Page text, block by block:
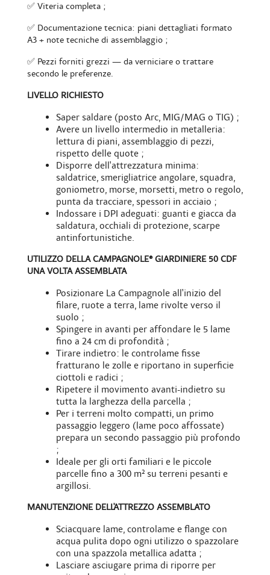
✅ Viteria completa ;
✅ Documentazione tecnica: piani dettagliati formato
A3 + note tecniche di assemblaggio ;
✅ Pezzi forniti grezzi — da verniciare o trattare
secondo le preferenze.
LIVELLO RICHIESTO
Saper saldare (posto Arc, MIG/MAG o TIG) ;
Avere un livello intermedio in metalleria:
lettura di piani, assemblaggio di pezzi,
rispetto delle quote ;
Disporre dell'attrezzatura minima:
saldatrice, smerigliatrice angolare, squadra,
goniometro, morse, morsetti, metro o regolo,
punta da tracciare, spessori in acciaio ;
Indossare i DPI adeguati: guanti e giacca da
saldatura, occhiali di protezione, scarpe
antinfortunistiche.
UTILIZZO DELLA CAMPAGNOLE® GIARDINIERE 50 CDF
UNA VOLTA ASSEMBLATA
Posizionare La Campagnole all'inizio del
filare, ruote a terra, lame rivolte verso il
suolo ;
Spingere in avanti per affondare le 5 lame
fino a 24 cm di profondità ;
Tirare indietro: le controlame fisse
fratturano le zolle e riportano in superficie
ciottoli e radici ;
Ripetere il movimento avanti-indietro su
tutta la larghezza della parcella ;
Per i terreni molto compatti, un primo
passaggio leggero (lame poco affossate)
prepara un secondo passaggio più profondo
;
Ideale per gli orti familiari e le piccole
parcelle fino a 300 m² su terreni pesanti e
argillosi.
MANUTENZIONE DELL'ATTREZZO ASSEMBLATO
Sciacquare lame, controlame e flange con
acqua pulita dopo ogni utilizzo o spazzolare
con una spazzola metallica adatta ;
Lasciare asciugare prima di riporre per